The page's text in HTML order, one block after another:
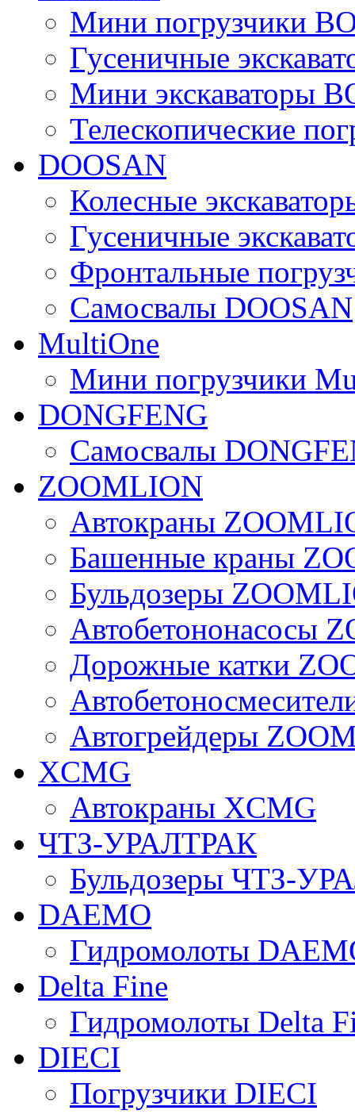
Мини погрузчики
Гусеничные
Мини экскаваторы
Телескопические
DOOSAN
Колесные
Гусеничные
Фронтальные
Самосвалы DOOSAN
MultiOne
Мини погрузчики
DONGFENG
Самосвалы
ZOOMLION
Автокраны
Башенные краны
Бульдозеры
Автобетононасосы
Дорожные катки
Автогрейдеры
XCMG
Автокраны XCMG
ЧТЗ-УРАЛТРАК
Бульдозеры ЧТЗ-
DAEMO
Гидромолоты
Delta Fine
Гидромолоты Delta
DIECI
Погрузчики DIECI